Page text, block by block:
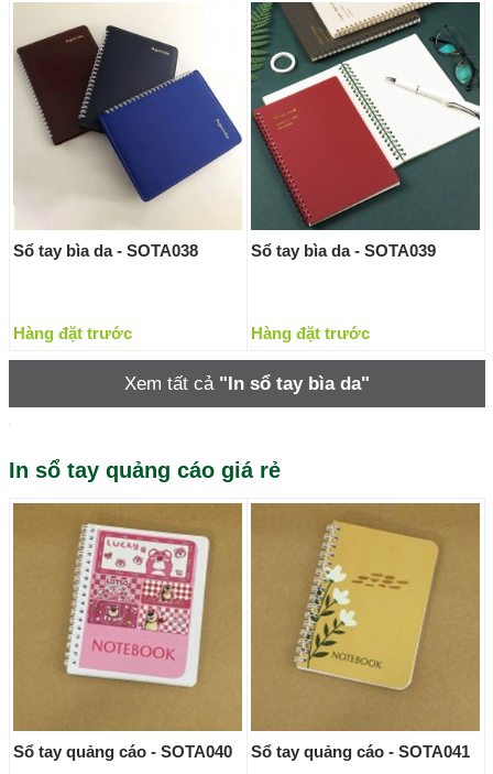
Sổ tay bìa da - SOTA038
Hàng đặt trước
Sổ tay bìa da - SOTA039
Hàng đặt trước
Xem tất cả "In sổ tay bìa da"
In sổ tay quảng cáo giá rẻ
Sổ tay quảng cáo - SOTA040 Sổ tay quảng cáo - SOTA041